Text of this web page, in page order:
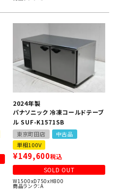
2024年製
パナソニック 冷凍コールドテーブ
ル SUF-K1571SB
東京町田店
中古品
単相100V
¥149,600税込
SOLD OUT
W1500xD750xH800
商品ランク：A